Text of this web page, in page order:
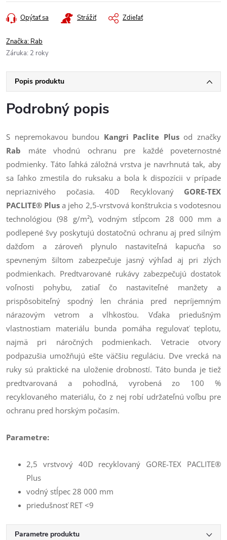
Opýtať sa Strážiť Zdieľať
Značka: Rab
Záruka: 2 roky
Popis produktu
Podrobný popis
S nepremokavou bundou Kangri Paclite Plusod značky
Rab máte vhodnú ochranu pre každé poveternostné
podmienky. Táto ľahká záložná vrstva je navrhnutá tak, aby
sa ľahko zmestila do ruksaku a bola k dispozícii v prípade
nepriaznivého počasia. 40D RecyklovanýGORE-TEX
PACLITE® Plus a jeho 2,5-vrstvová konštrukcia s vodotesnou
technológiou (98 g/m²), vodným stĺpcom 28 000 mm a
podlepené švy poskytujú dostatočnú ochranu aj pred silným
dažďom a zároveň plynulo nastaviteľná kapucňa so
spevneným šiltom zabezpečuje jasný výhľad aj pri zlých
podmienkach. Predtvarované rukávy zabezpečujú dostatok
voľnosti pohybu, zatiaľ čo nastaviteľné manžety a
prispôsobiteľný spodný len chránia pred nepríjemným
nárazovým vetrom a vlhkosťou. Vďaka priedušným
vlastnostiam materiálu bunda pomáha regulovať teplotu,
najmä pri náročných podmienkach. Vetracie otvory
podpazušia umožňujú ešte väčšiu reguláciu. Dve vrecká na
ruky sú praktické na uloženie drobností. Táto bunda je tiež
predtvarovaná a pohodlná, vyrobená zo 100 %
recyklovaného materiálu, čo z nej robí udržateľnú voľbu pre
ochranu pred horským počasím.
Parametre:
2,5 vrstvový 40D recyklovaný GORE-TEX PACLITE®
Plus
vodný stĺpec 28 000 mm
priedušnosť RET <9
Parametre produktu